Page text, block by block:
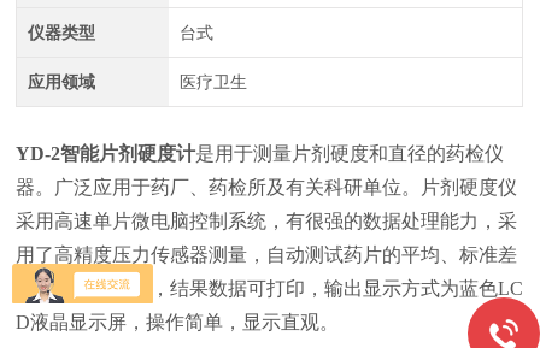
仪器类型 台式
应用领域 医疗卫生
YD-2智能片剂硬度计是用于测量片剂硬度和直径的药检仪
器。广泛应用于药厂、药检所及有关科研单位。
片剂硬度仪
采用高速单片微电脑控制系统，有很强的数据处理能力，采
用了高精度压力传感器测量，自动测试药片的平均、标准差
和离散系数报告，结果数据可打印，输出显示方式为蓝色LC
D液晶显示屏，操作简单，显示直观。